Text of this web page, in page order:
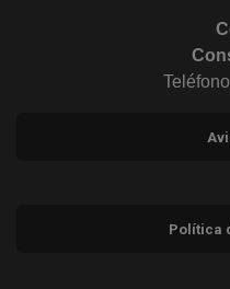
Política